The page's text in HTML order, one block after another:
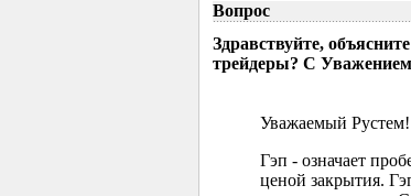
Вопрос
Здравствуйте,
трейдеры? С
Уважаемый Рустем!
Гэп - означает
ценой закрытия.